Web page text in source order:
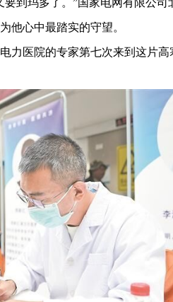
他心中最踏实的守望。
医院的专家第七次来到这片高